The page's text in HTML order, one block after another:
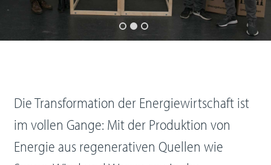
Die Transformation der Energiewirtschaft ist
im vollen Gange: Mit der Produktion von
Energie aus regenerativen Quellen wie